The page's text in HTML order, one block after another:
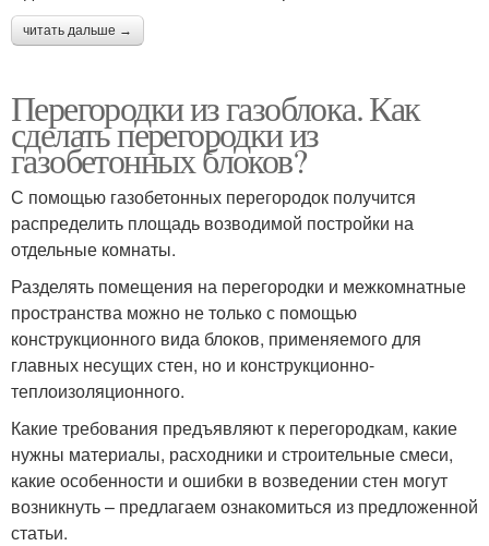
читать дальше →
Перегородки из газоблока. Как
сделать перегородки из
газобетонных блоков?
С помощью газобетонных перегородок получится
распределить площадь возводимой постройки на
отдельные комнаты.
Разделять помещения на перегородки и межкомнатные
пространства можно не только с помощью
конструкционного вида блоков, применяемого для
главных несущих стен, но и конструкционно-
теплоизоляционного.
Какие требования предъявляют к перегородкам, какие
нужны материалы, расходники и строительные смеси,
какие особенности и ошибки в возведении стен могут
возникнуть – предлагаем ознакомиться из предложенной
статьи.